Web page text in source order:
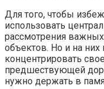
Для того, чтобы
использовать
рассмотрения важных
объектов. Но и на
концентрировать
предшествующей
нужно держать в